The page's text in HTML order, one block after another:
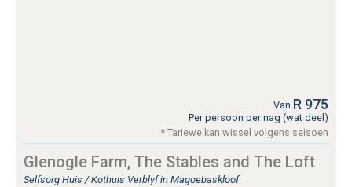
Van R 975
Per persoon per nag (wat deel)
* Tariewe kan wissel volgens seisoen
Glenogle Farm, The Stables and The Loft
Selfsorg Huis / Kothuis Verblyf in Magoebaskloof